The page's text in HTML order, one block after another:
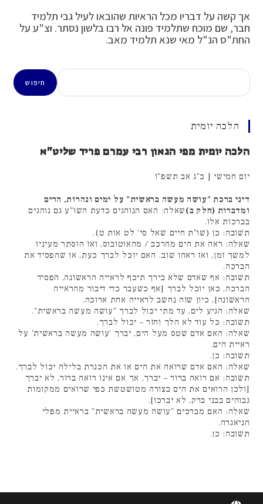
אך קשה על דבריו מכל הראיות שהובאו לעיל גבי תלמיד
חבר, שם מוכח שתלמיד פונה אל רבו בלשון נסתר. וצ"ע על
החת"ס הנ"ל מאי שנא תלמיד מאב.
חיפוש
חיפוש
הלכה יומית
הלכה יומית מפי הגאון רבי עמרם פריד שליט"א
יום חמישי | כ"ג אב תשפ"ו
דיני ברכת "עושה מעשה בראשית" על ימים ונהרות, הרים
ומדברות (חלק ב)שאלה: האם הנוהגים כדעת השו"ע גם נוהגים
בברכות אלו.
תשובה: כן (שו"ת חיים שאל סי' לט אות ט).
שאלה: ראה את הים מהרכב / מהאוטובוס, ואז הוסתר מעיניו
למשך זמן, ואז ראהו שוב. האם יוכל לברך כעת, או שהפסיד את
הברכה.
תשובה: אף שאדם שלא בירך תיכף לראייה הראשונה, הפסיד
הברכה, כאן יוכל לברך [אף כשעבר כדי דיבור מהראייה
הראשונה], כיון שזה נחשב לראייה אחת ארוכה.
שאלה: הגיע לים, עד מתי יכול לברך "עושה מעשה בראשית".
תשובה: כל עוד לא הלך וחזר – יכול לברך.
שאלה: האם אדם שטס מעל הים, יברך 'עושה מעשה בראשית' על
ראיית הים.
תשובה: כן.
שאלה: האם אדם שרואה את הים או את הכנרת בלילה יכול לברך.
תשובה: אם רואה ברור – יברך, אך אם אינו רואה ברור, לא יברך
[ולכן הרואים את הים בצורה מטושטשת כפי שרואים ממקומות
גבוהים בבני ברק, לא יברכו].
שאלה: האם מברכים "עושה מעשה בראשית" בראיית מפלי
הניאגרה.
תשובה: כן.